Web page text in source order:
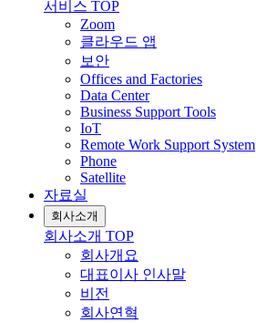
서비스 TOP
Zoom
클라우드 앱
보안
Offices and Factories
Data Center
Business Support Tools
IoT
Remote Work Support System
Phone
Satellite
자료실
회사소개
회사소개 TOP
회사개요
대표이사 인사말
비전
회사연혁